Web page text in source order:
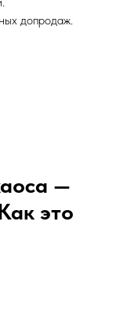
допродаж.
—
это